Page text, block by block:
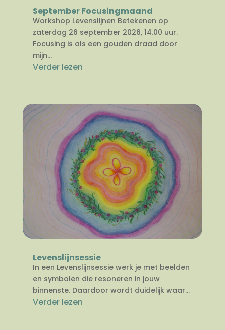
September Focusingmaand
Workshop Levenslijnen Betekenen op
zaterdag 26 september 2026, 14.00 uur.
Focusing is als een gouden draad door
mijn...
Verder lezen
Levenslijnsessie
In een Levenslijnsessie werk je met beelden
en symbolen die resoneren in jouw
binnenste. Daardoor wordt duidelijk waar...
Verder lezen